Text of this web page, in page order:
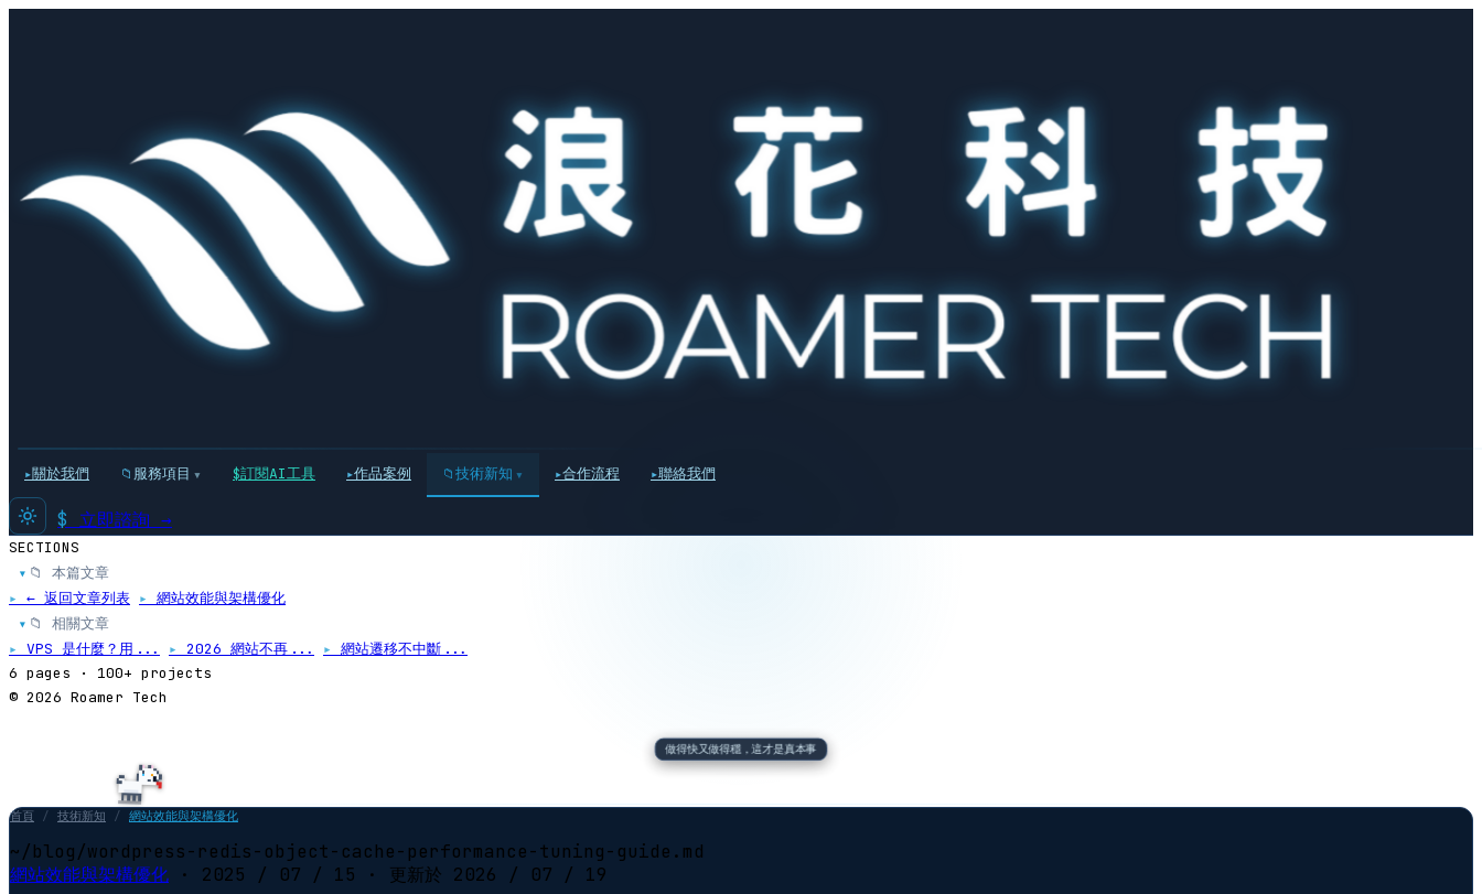
▸關於我們 📁 服務項目 ▾ $訂閱AI工具 ▸作品案例 📁技術新知 ▾ ▸合作流程 ▸聯絡我們
$ 立即諮詢 →
SECTIONS
▸📁 本篇文章
▸ ← 返回文章列表 ▸ 網站效能與架構優化
▸📁 相關文章
▸ VPS 是什麼？用... ▸ 2026 網站不再... ▸ 網站遷移不中斷...
6 pages · 100+ projects
© 2026 Roamer Tech
做得快又做得穩，這才是真本事
首頁 / 技術新知 / 網站效能與架構優化
~/blog/wordpress-redis-object-cache-performance-tuning-guide.md
網站效能與架構優化 · 2025 / 07 / 15 · 更新於 2026 / 07 / 19